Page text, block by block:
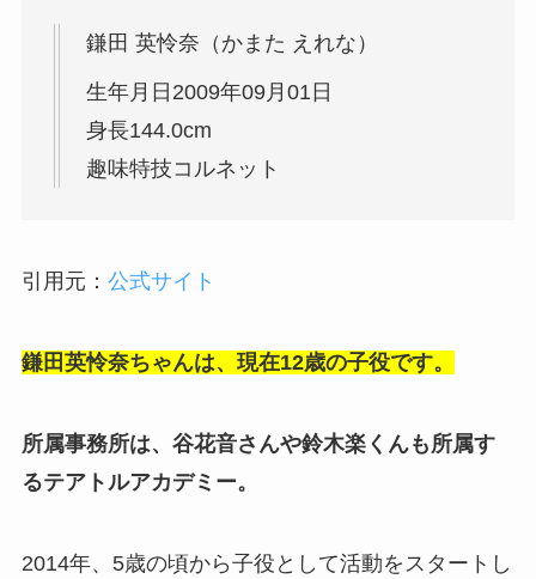
鎌田 英怜奈（かまた えれな）
生年月日2009年09月01日
身長144.0cm
趣味特技コルネット
引用元： 公式サイト
鎌田英怜奈ちゃんは、現在12歳の子役です。
所属事務所は、谷花音さんや鈴木楽くんも所属す
るテアトルアカデミー。
2014年、5歳の頃から子役として活動をスタートし